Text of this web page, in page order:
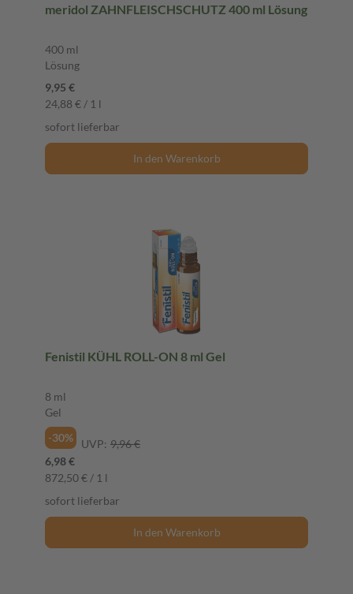
meridol ZAHNFLEISCHSCHUTZ 400 ml Lösung
400 ml
Lösung
9,95 €
24,88 € / 1 l
sofort lieferbar
In den Warenkorb
Fenistil KÜHL ROLL-ON 8 ml Gel
8 ml
Gel
-30%
UVP: 9,96 €
6,98 €
872,50 € / 1 l
sofort lieferbar
In den Warenkorb